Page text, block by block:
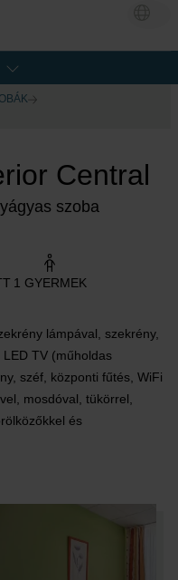
Central
szoba
1 GYERMEK
lámpával, szekrény,
TV (műholdas
széf, központi fűtés, WiFi
mosdóval, tükörrel,
és